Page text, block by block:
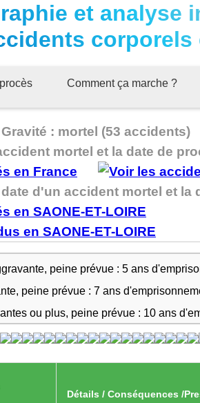
et analyse
corporels
Comment ça marche ?
: mortel (53 accidents)
mortel et la date de
date d'un accident mortel et
peine prévue : 5 ans
peine prévue : 7 ans
ou plus, peine prévue : 10 ans
Détails / Conséquences /